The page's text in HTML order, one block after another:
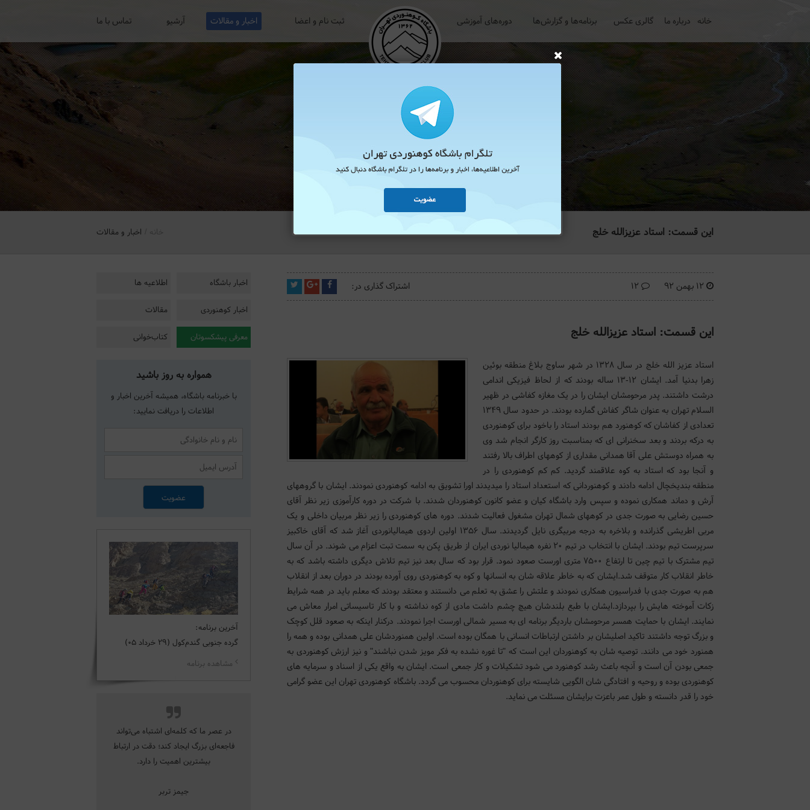
خانه درباره ما گالری عکس برنامه‌ها و گزارش‌ها دوره‌های آموزشی ثبت نام و اعضا اخبار و مقالات آرشیو تماس با ما
این قسمت: استاد عزیزالله خلج اخبار و مقالات
اخبار باشگاه اطلاعیه ها
اخبار کوهنوردی مقالات
معرفی پیشکسوتان کتاب‌خوانی
همواره به روز باشید
با خبرنامه باشگاه، همیشه آخرین اخبار و
اطلاعات را دریافت نمایید:
آخرین برنامه:
گرده جنوبی گندم‌کول (29 خرداد 05)
مشاهده برنامه
در عصر ما که کلمه‌ای اشتباه می‌تواند
فاجعه‌ای بزرگ ایجاد کند؛ دقت در ارتباط
بیشترین اهمیت را دارد.
جیمز تربر
12 بهمن 92 اشتراک گذاری در:
این قسمت: استاد عزیزالله خلج
استاد عزیز الله خلج در سال 1328 در شهر ساوج بلاغ منطقه بوئین
زهرا بدنیا آمد. ایشان 12-13 ساله بودند که از لحاظ فیزیکی اندامی
درشت داشتند. پدر مرحومشان ایشان را در یک مغازه کفاشی در ظهیر
السلام تهران به عنوان شاگر کفاش گمارده بودند. در حدود سال 1349
تعدادی از کفاشان که کوهنورد هم بودند استاد را باخود برای کوهنوردی
به درکه بردند و بعد سخنرانی ای که بمناسبت روز کارگر انجام شد وی
به همراه دوستش علی آقا همدانی مقداری از کوههای اطراف بالا رفتند
و آنجا بود که استاد به کوه علاقمند گردید. کم کم کوهنوردی را در
منطقه بندیخچال ادامه دادند و کوهنوردانی که استعداد استاد را میدیدند اورا تشویق به ادامه کوهنوردی نمودند. ایشان با گروههای
آرش و دماند همکاری نموده و سپس وارد باشگاه کیان و عضو کانون کوهنوردان شدند. با شرکت در دوره کارآموزی زیر نظر آقای
حسین رضایی به صورت جدی در کوههای شمال تهران مشغول فعالیت شدند. دوره های کوهنوردی را زیر نظر مربیان داخلی و یک
مربی اطریشی گذرانده و بلاخره به درجه مربیگری نایل گردیدند. سال 1356 اولین اردوی هیمالیانوردی آغاز شد که آقای خاکبیز
سرپرست تیم بودند. ایشان با انتخاب در تیم 20 نفره هیمالیا نوردی ایران از طریق پکن به سمت تبت اعزام می شوند. در آن سال
تیم مشترک با تیم چین تا ارتفاع 7500 متری اورست صعود نمود. قرار بود که سال بعد نیز تیم تلاش دیگری داشته باشد که به
خاطر انقلاب کار متوقف شد.ایشان که به خاطر علاقه شان به انسانها و کوه به کوهنوردی روی آورده بودند در دوران بعد از انقلاب
هم به صورت جدی با فدراسیون همکاری نمودند و علتش را عشق به تعلم می دانستند و معتقد بودند که معلم باید در همه شرایط
زکات آموخته هایش را بپردازد.ایشان با طبع بلندشان هیچ چشم داشت مادی از کوه نداشته و با کار تاسیساتی امرار معاش می
نمایند. ایشان با حمایت همسر مرحومشان باردیگر برنامه ای به مسیر شمالی اورست اجرا نمودند. درکنار اینکه به صعود قلل کوچک
و بزرگ توجه داشتند تاکید اصلیشان بر داشتن ارتباطات انسانی با همگان بوده است. اولین همنوردشان علی همدانی بوده و همه را
همنورد خود می دانند. توصیه شان به کوهنوردان این است که "تا غوره نشده به فکر مویز شدن نباشند" و نیز ارزش کوهنوردی به
جمعی بودن آن است و آنچه باعث رشد کوهنورد می شود تشکیلات و کار جمعی است. ایشان به واقع یکی از اسناد و سرمایه های
کوهنوردی بوده و روحیه و افتادگی شان الگویی شایسته برای کوهنوردان محسوب می گردد. باشگاه کوهنوردی تهران این عضو گرامی
خود را قدر دانسته و طول عمر باعزت برایشان مسئلت می نماید.